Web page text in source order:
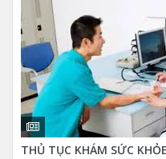
THỦ TỤC KHÁM SỨC